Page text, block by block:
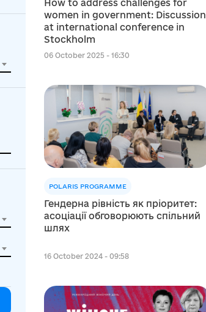
How to address challenges for
women in government: Discussion
at international conference in
Stockholm
06 October 2025 - 16:30
POLARIS PROGRAMME
Гендерна рівність як пріоритет:
асоціації обговорюють спільний
шлях
16 October 2024 - 09:58